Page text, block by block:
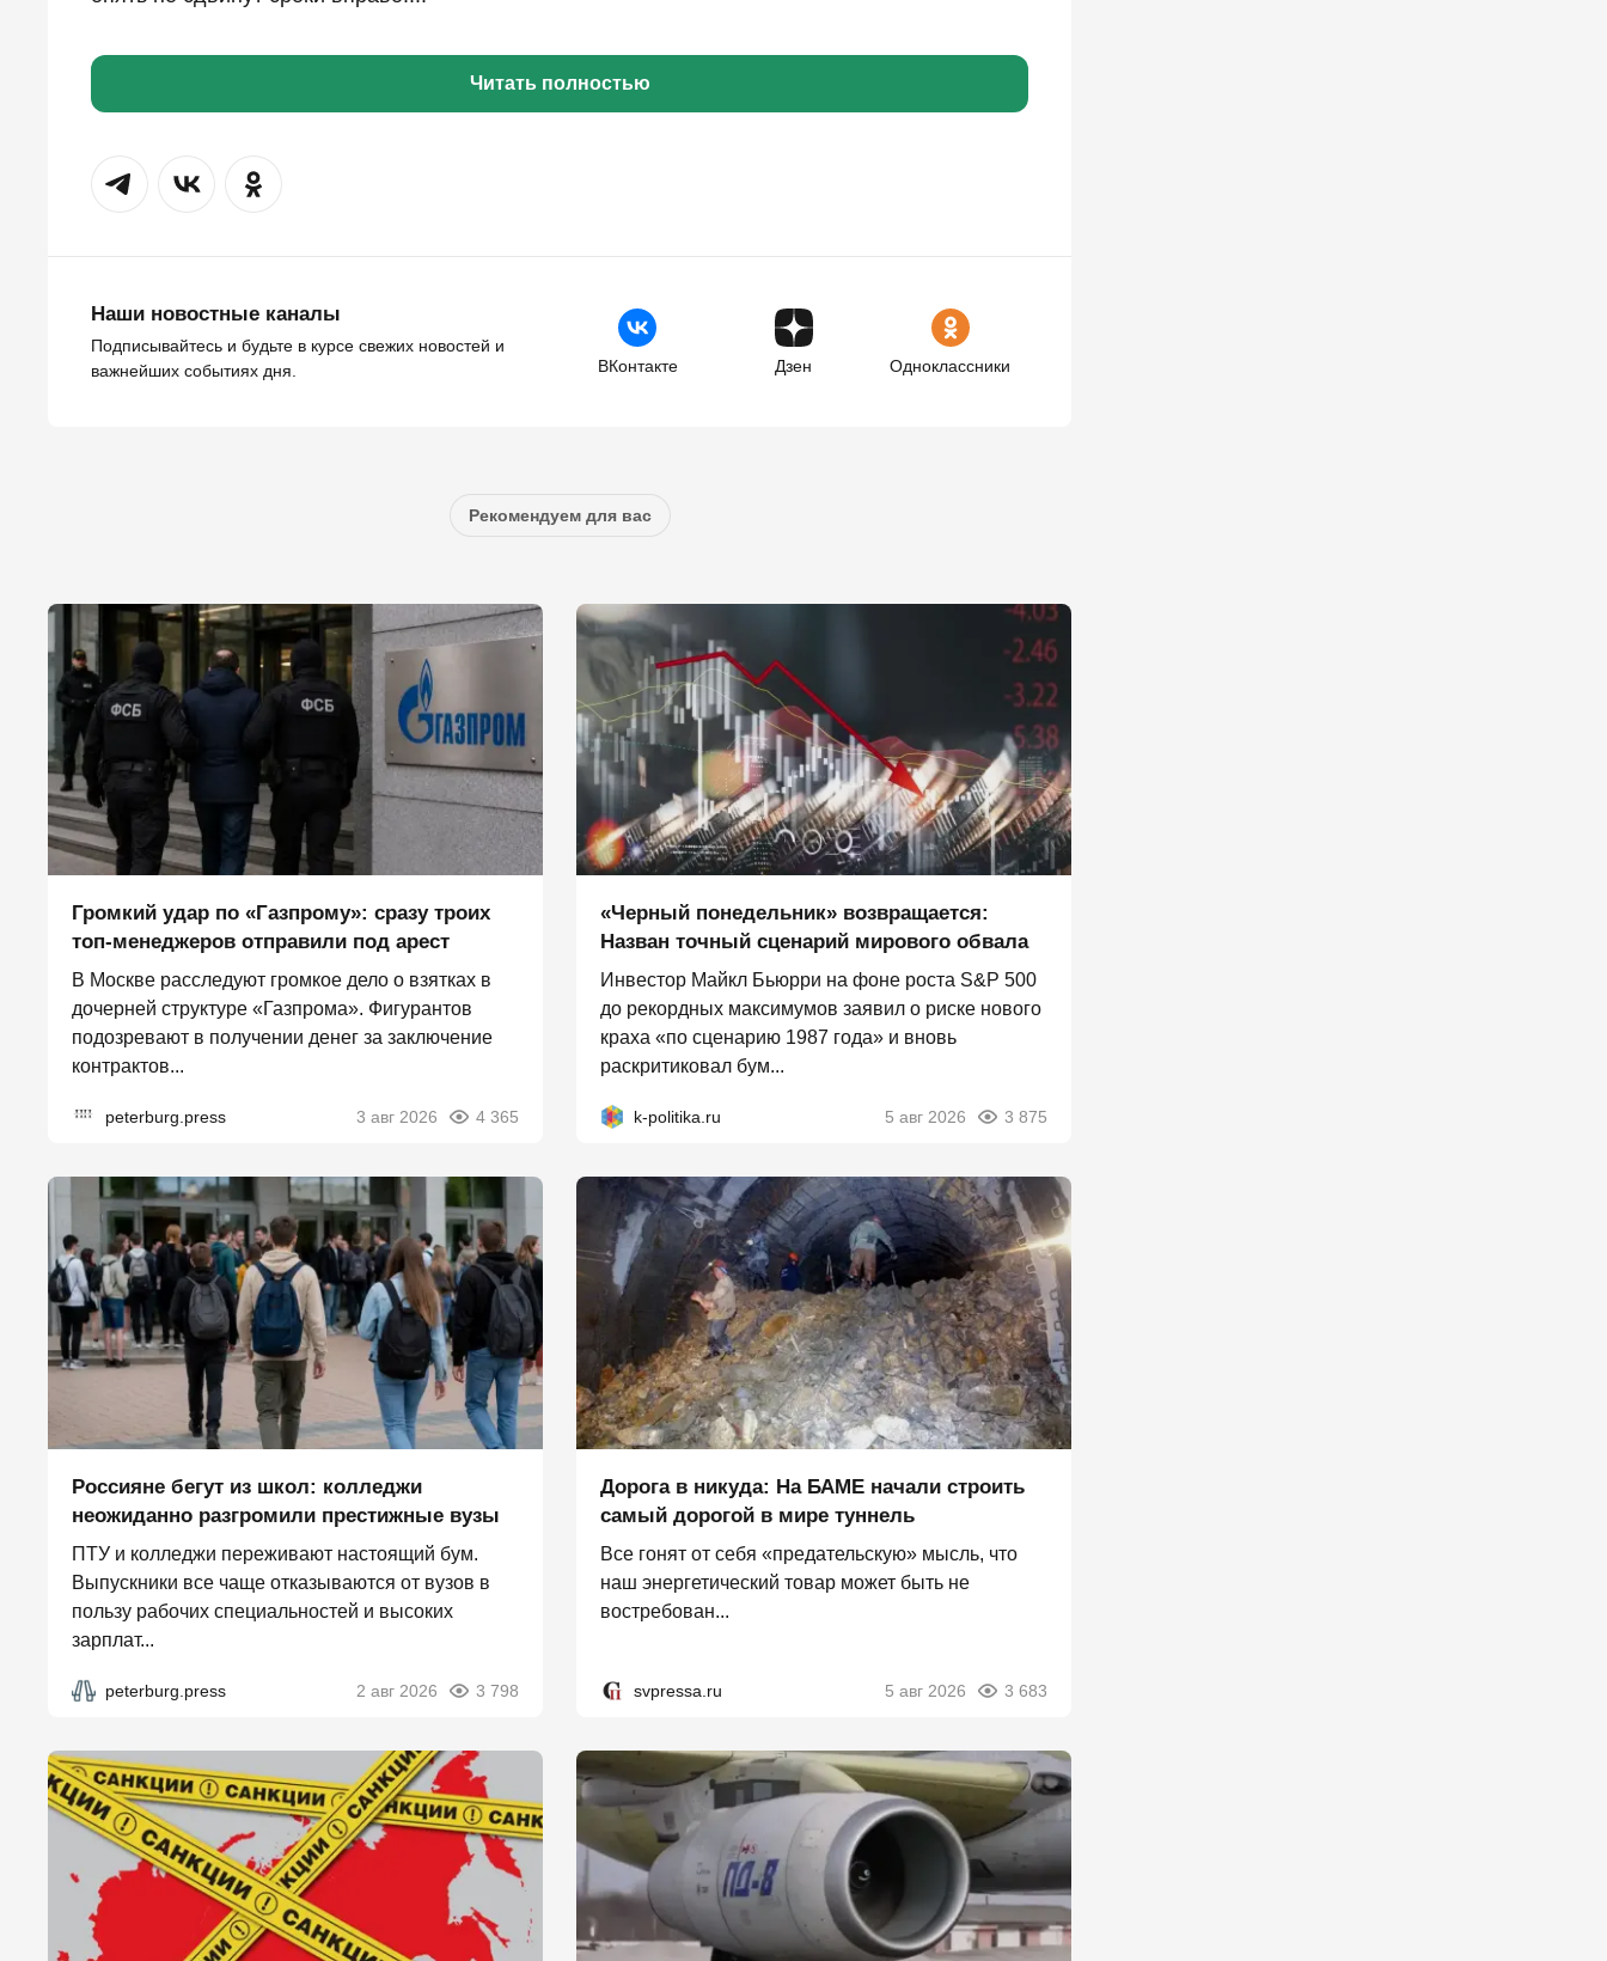
Читать полностью
Наши новостные каналы
Подписывайтесь и будьте в курсе свежих новостей и
важнейших событиях дня.
ВКонтакте Дзен Одноклассники
Рекомендуем для вас
Громкий удар по «Газпрому»: сразу троих
топ-менеджеров отправили под арест
В Москве расследуют громкое дело о взятках в
дочерней структуре «Газпрома». Фигурантов
подозревают в получении денег за заключение
контрактов...
peterburg.press 3 авг 2026 4 365
«Черный понедельник» возвращается:
Назван точный сценарий мирового обвала
Инвестор Майкл Бьюрри на фоне роста S&P 500
до рекордных максимумов заявил о риске нового
краха «по сценарию 1987 года» и вновь
раскритиковал бум...
k-politika.ru 5 авг 2026 3 875
Россияне бегут из школ: колледжи
неожиданно разгромили престижные вузы
ПТУ и колледжи переживают настоящий бум.
Выпускники все чаще отказываются от вузов в
пользу рабочих специальностей и высоких
зарплат...
peterburg.press 2 авг 2026 3 798
Дорога в никуда: На БАМЕ начали строить
самый дорогой в мире туннель
Все гонят от себя «предательскую» мысль, что
наш энергетический товар может быть не
востребован...
svpressa.ru 5 авг 2026 3 683